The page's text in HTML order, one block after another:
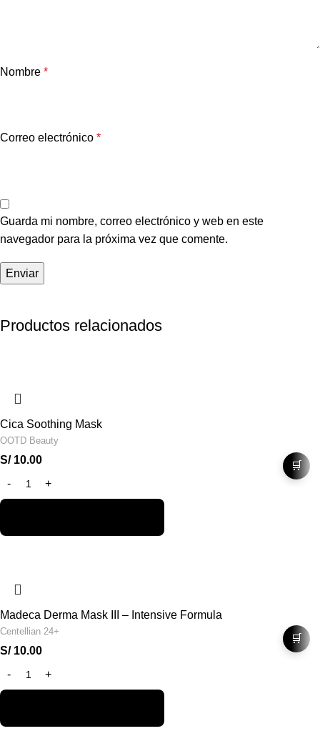
Nombre *
Correo electrónico *
Guarda mi nombre, correo electrónico y web en este
navegador para la próxima vez que comente.
Productos relacionados
Cica Soothing Mask
OOTD Beauty
S/10.00 🛒
Madeca Derma Mask III – Intensive Formula
Centellian 24+
S/10.00
🛒